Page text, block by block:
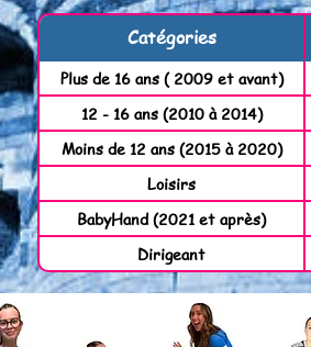
Catégories
Plus de 16 ans ( 2009 et avant)
12 - 16 ans (2010 à 2014)
Moins de 12 ans (2015 à 2020)
Loisirs
BabyHand (2021 et après)
Dirigeant